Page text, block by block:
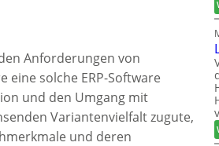
Anforderungen von
solche ERP-Software
und den Umgang mit
Variantenvielfalt zugute,
und deren